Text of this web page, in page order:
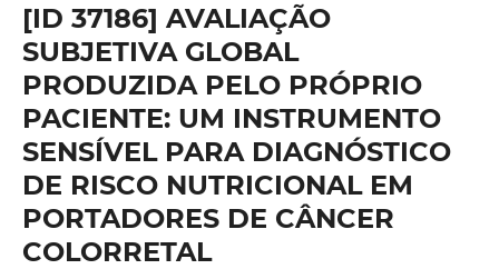
[ID 37186] AVALIAÇÃO
SUBJETIVA GLOBAL
PRODUZIDA PELO PRÓPRIO
PACIENTE: UM INSTRUMENTO
SENSÍVEL PARA DIAGNÓSTICO
DE RISCO NUTRICIONAL EM
PORTADORES DE CÂNCER
COLORRETAL